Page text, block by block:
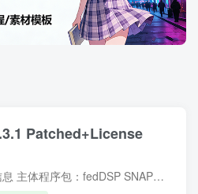
Patched+License
详情 一、资源包含详细完整信息 主体程序包：fedDSP SNAPPER v1.3.1 原生 macOS 客户端完整安装程序，适配 mac 系统原生图形界面版本 授权配套文件：软件永久授权 License 授权文件，用于解锁...